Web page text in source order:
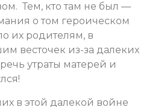
Тем, кто там не был —
о том героическом
их родителям, в
весточек из-за далеких
утраты матерей и
в этой далекой войне